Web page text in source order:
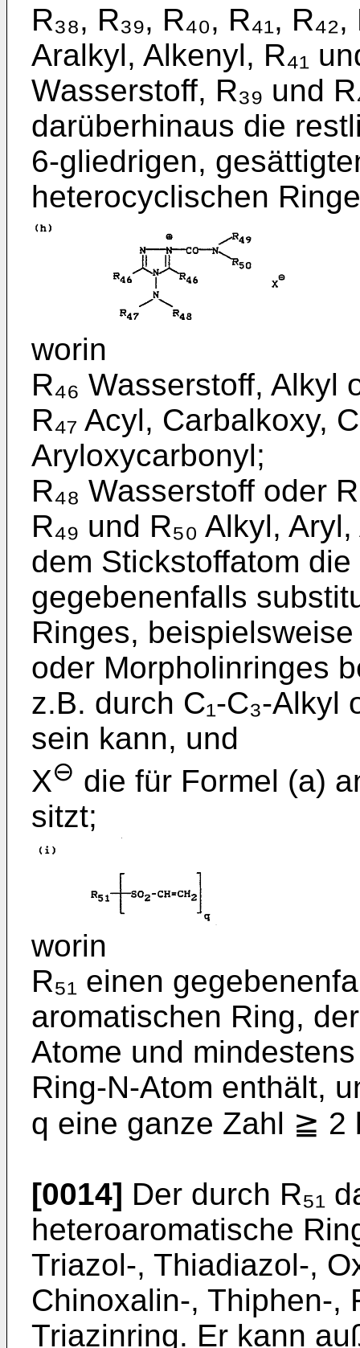
R₃₈, R₃₉, R₄₀, R₄₁,
Aralkyl, Alkenyl, R₄₁
Wasserstoff, R₃₉ und
darüberhinaus die
6-gliedrigen,
heterocyclischen
worin
R₄₆ Wasserstoff, Alkyl
R₄₇ Acyl, Carbalkoxy,
Aryloxycarbo­nyl;
R₄₈ Wasserstoff oder
R₄₉ und R₅₀ Alkyl,
dem Stickstoffatom
gegebenenfalls
Ringes,
oder Morpholinringes
z.B. durch C₁-C₃-
sein kann, und
X⊖ die für Formel (a)
sitzt;
worin
R₅₁ einen
aromatischen Ring,
Atome und
Ring-N-Atom enthält,
q eine ganze Zahl ≧ 2
[0014] Der durch R₅₁
heteroaromatische
Triazol-, Thiadiazol-,
Chinoxalin-, Thiphen-,
Triazinring. Er kann